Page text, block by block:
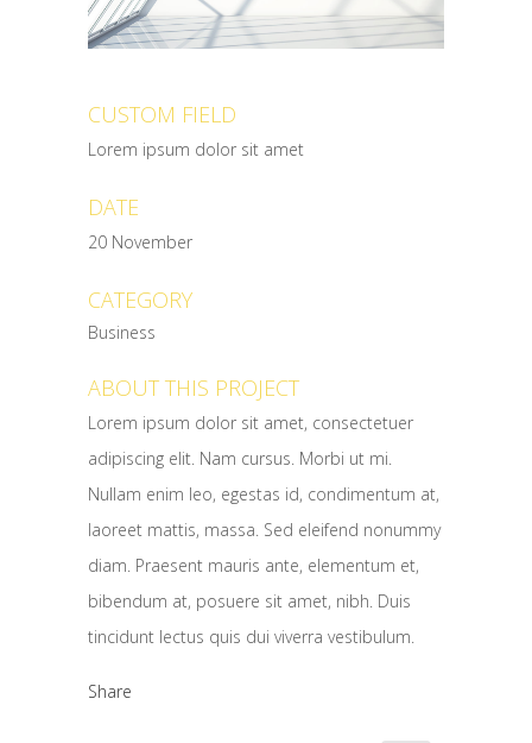
CUSTOM FIELD
Lorem ipsum dolor sit amet
DATE
20 November
CATEGORY
Business
ABOUT THIS PROJECT
Lorem ipsum dolor sit amet, consectetuer
adipiscing elit. Nam cursus. Morbi ut mi.
Nullam enim leo, egestas id, condimentum at,
laoreet mattis, massa. Sed eleifend nonummy
diam. Praesent mauris ante, elementum et,
bibendum at, posuere sit amet, nibh. Duis
tincidunt lectus quis dui viverra vestibulum.
Share